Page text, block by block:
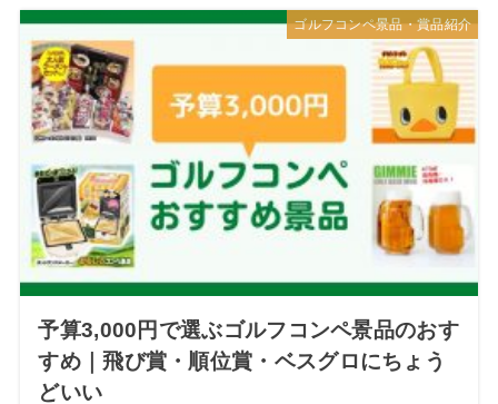
ゴルフコンペ景品・賞品紹介
予算3,000円で選ぶゴルフコンペ景品のおす
すめ｜飛び賞・順位賞・ベスグロにちょう
どいい